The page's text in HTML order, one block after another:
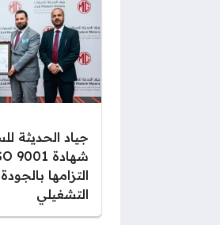
جياد الحديثة
التزامها
التشغيلي